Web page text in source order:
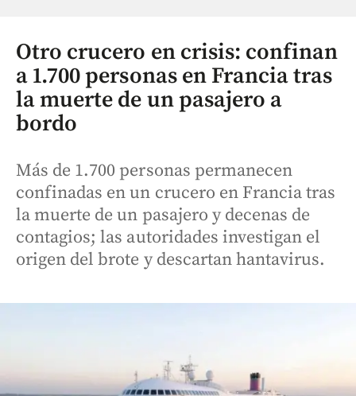
Otro crucero en crisis: confinan
a 1.700 personas en Francia tras
la muerte de un pasajero a
bordo
Más de 1.700 personas permanecen
confinadas en un crucero en Francia tras
la muerte de un pasajero y decenas de
contagios; las autoridades investigan el
origen del brote y descartan hantavirus.